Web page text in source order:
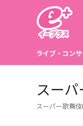
ライブ・コン
スー
スーパー歌舞